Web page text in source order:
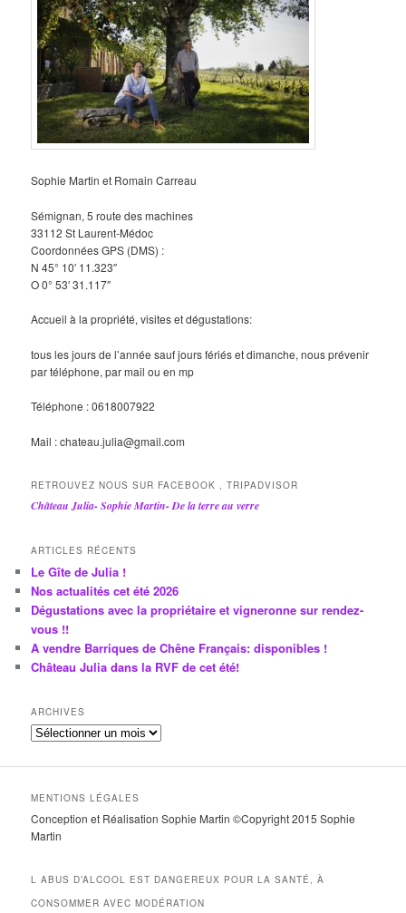
Sophie Martin et Romain Carreau
Sémignan, 5 route des machines
33112 St Laurent-Médoc
Coordonnées GPS (DMS) :
N 45° 10′ 11.323″
O 0° 53′ 31.117″
Accueil à la propriété, visites et dégustations:
tous les jours de l’année sauf jours fériés et dimanche, nous prévenir
par téléphone, par mail ou en mp
Téléphone : 0618007922
Mail : chateau.julia@gmail.com
RETROUVEZ NOUS SUR FACEBOOK , TRIPADVISOR
Château Julia- Sophie Martin- De la terre au verre
ARTICLES RÉCENTS
Le Gîte de Julia !
Nos actualités cet été 2026
Dégustations avec la propriétaire et vigneronne sur rendez-
vous !!
A vendre Barriques de Chêne Français: disponibles !
Château Julia dans la RVF de cet été!
ARCHIVES
A
c
i
v
e
MENTIONS LÉGALES
Conception et Réalisation Sophie Martin ©Copyright 2015 Sophie
Martin
L ABUS D’ALCOOL EST DANGEREUX POUR LA SANTÉ, À
CONSOMMER AVEC MODÉRATION